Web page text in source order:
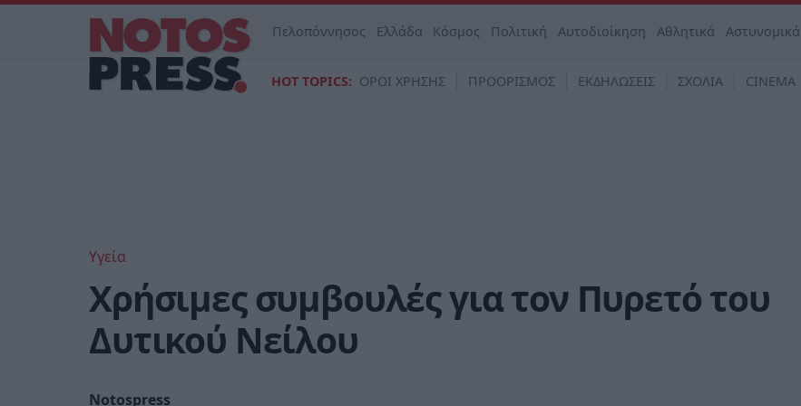
Πελοπόννησος Ελλάδα Κόσμος Πολιτική Αυτοδιοίκηση Αθλητικά Αστυνομικά
HOT TOPICS: ΟΡΟΙ ΧΡΗΣΗΣ ΠΡΟΟΡΙΣΜΟΣ ΕΚΔΗΛΩΣΕΙΣ ΣΧΟΛΙΑ CINEMA
Υγεία
Χρήσιμες συμβουλές για τον Πυρετό του
Δυτικού Νείλου
Notospress